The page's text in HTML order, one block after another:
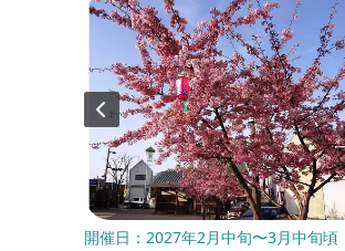
開催日：2027年2月中旬〜3月中旬頃